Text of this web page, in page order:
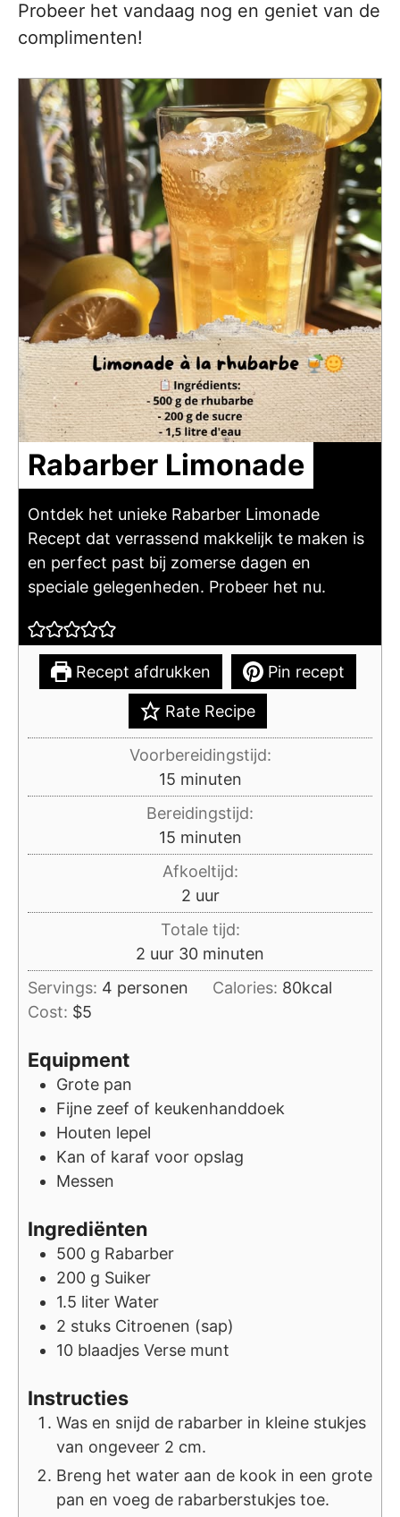
Probeer het vandaag nog en geniet van de
complimenten!
Rabarber Limonade
Ontdek het unieke Rabarber Limonade
Recept dat verrassend makkelijk te maken is
en perfect past bij zomerse dagen en
speciale gelegenheden. Probeer het nu.
Recept afdrukken Pin recept
Rate Recipe
Voorbereidingstijd:
15minuten
minuten
Bereidingstijd:
15minuten
minuten
Afkoeltijd:
2uur
uur
Totale tijd:
2 uur
uur 30minuten
minuten
Servings: 4 personen Calories: 80kcal
Cost: $5
Equipment
Grote pan
Fijne zeef of keukenhanddoek
Houten lepel
Kan of karaf voor opslag
Messen
Ingrediënten
500 g Rabarber
200 g Suiker
1.5 liter Water
2 stuks Citroenen (sap)
10 blaadjes Verse munt
Instructies
Was en snijd de rabarber in kleine stukjes
van ongeveer 2 cm.
Breng het water aan de kook in een grote
pan en voeg de rabarberstukjes toe.